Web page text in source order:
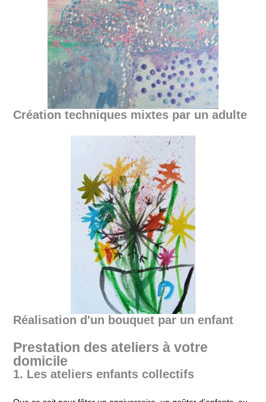
Création techniques mixtes par un adulte
Réalisation d'un bouquet par un enfant
Prestation des ateliers à votre
domicile
1. Les ateliers enfants collectifs